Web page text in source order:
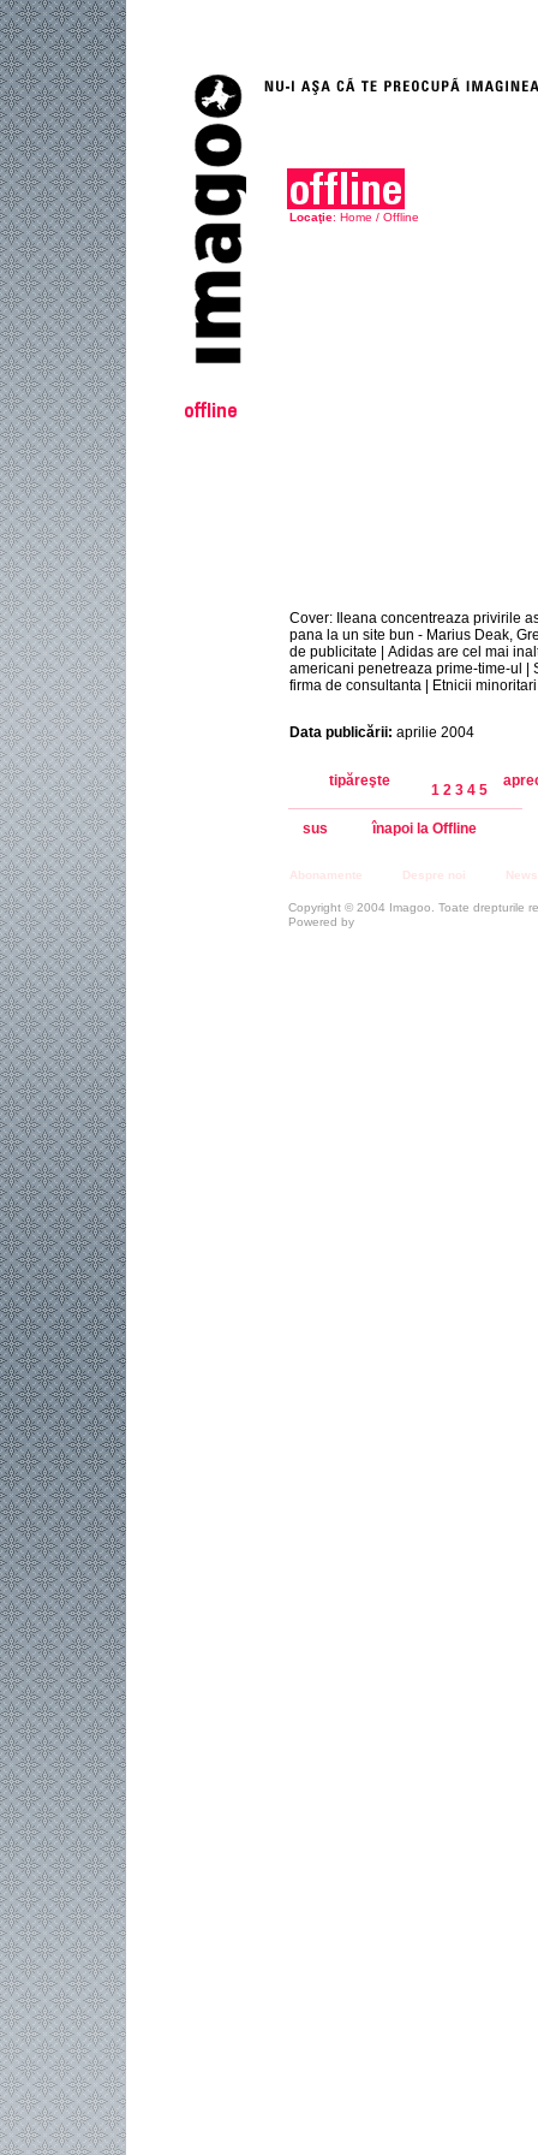
Locaţie: Home / Offline
Cover: Ileana concentreaza privirile
pana la un site bun - Marius Deak,
de publicitate | Adidas are cel mai
americani penetreaza prime-time-ul |
firma de consultanta | Etnicii
Data publicării: aprilie 2004
tipăreşte
1 2 3 4 5
sus înapoi la Offline
Abonamente Despre noi
Copyright © 2004 Imagoo. Toate drepturile
Powered by